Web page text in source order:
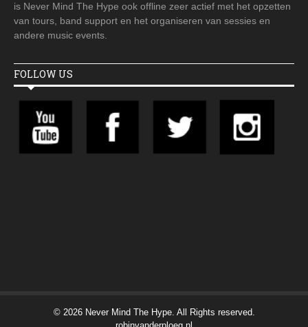
is Never Mind The Hype ook offline zeer actief met het opzetten
van tours, band support en het organiseren van sessies en
andere music events.
FOLLOW US
© 2026 Never Mind The Hype. All Rights reserved.